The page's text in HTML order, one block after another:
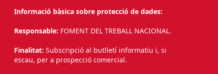
Informació bàsica sobre protecció de dades:
Responsable: FOMENT DEL TREBALL NACIONAL.
Finalitat: Subscripció al butlletí informatiu i, si
escau, per a prospecció comercial.